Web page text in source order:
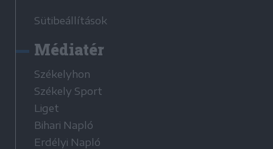
Sütibeállítások
Médiatér
Székelyhon
Székely Sport
Liget
Bihari Napló
Erdélyi Napló